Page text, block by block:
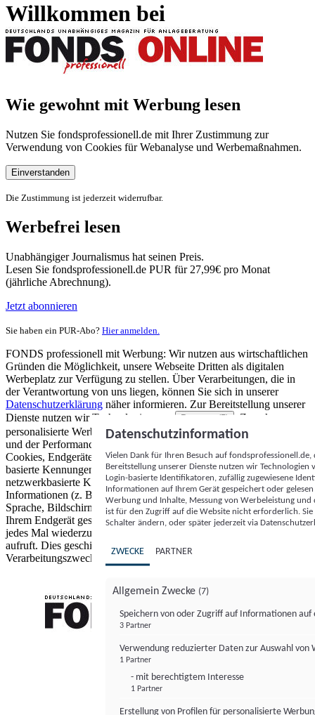
Willkommen bei
Wie gewohnt mit Werbung lesen
Nutzen Sie fondsprofessionell.de mit Ihrer Zustimmung zur
Verwendung von Cookies für Webanalyse und Werbemaßnahmen.
Einverstanden
Die Zustimmung ist jederzeit widerrufbar.
Werbefrei lesen
Unabhängiger Journalismus hat seinen Preis.
Lesen Sie fondsprofessionell.de PUR für 27,99€ pro Monat
(jährliche Abrechnung).
Jetzt abonnieren
Sie haben ein PUR-Abo? Hier anmelden.
FONDS professionell mit Werbung: Wir nutzen aus wirtschaftlichen
Gründen die Möglichkeit, unsere Webseite Dritten als digitalen
Werbeplatz zur Verfügung zu stellen. Über Verarbeitungen, die in
der Verantwortung von uns liegen, können Sie sich in unserer
Datenschutzerklärung näher informieren. Zur Bereitstellung unserer
Dienste nutzen wir Technologien von
Partnern (5)
. Zwecke:
personalisierte Werbung und Inhalte, Messung von Werbeleistung
und der Performance von Inhalten sowie Zielgruppenforschung.
Cookies, Endgeräte- oder ähnliche Online-Kennungen (z. B. login-
basierte Kennungen, zufällig generierte Kennungen,
netzwerkbasierte Kennungen) können zusammen mit anderen
Informationen (z. B. Browsertyp und Browserinformationen,
Sprache, Bildschirmgröße, unterstützte Technologien usw.) auf
Ihrem Endgerät gespeichert oder von dort ausgelesen werden, um es
jedes Mal wiederzuerkennen, wenn es eine App oder einer Webseite
aufruft. Dies geschieht für einen oder mehrere der hier aufgeführten
Verarbeitungszwecke.
Datenschutzinformation
Vielen Dank für Ihren Besuch auf
Bereitstellung unserer Dienste nutzen wir Technologien
Login-basierte Identifikatoren, zufällig zugewiesene
Informationen auf Ihrem Gerät gespeichert oder
Werbung und Inhalte, Messung von Werbeleistung
ist für den Zugriff auf die Website nicht erforderlich.
Schalter ändern, oder später jederzeit via
ZWECKE PARTNER
Allgemein Zwecke (7)
Speichern von oder Zugriff auf Informationen auf
3 Partner
Verwendung reduzierter Daten zur Auswahl von
1 Partner
- mit berechtigtem Interesse
1 Partner
Erstellung von Profilen für personalisierte
FONDS professionell